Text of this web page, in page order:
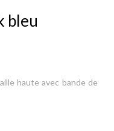
bleu
haute avec bande de